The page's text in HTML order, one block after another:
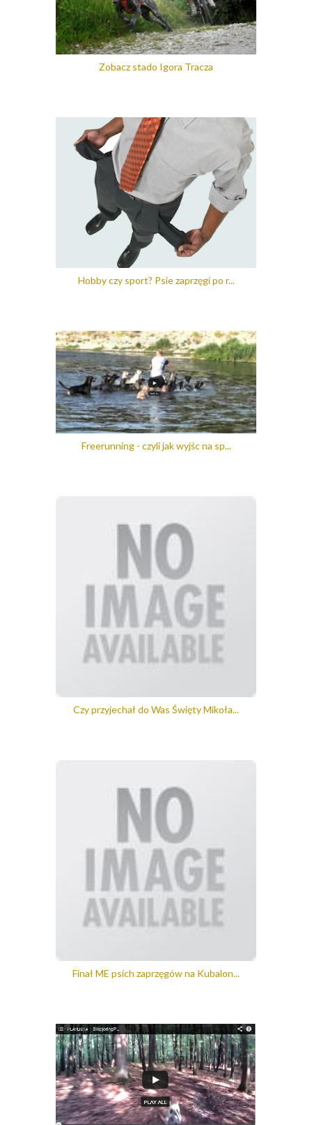
Zobacz stado Igora Tracza
Hobby czy sport? Psie zaprzęgi po r...
Freerunning - czyli jak wyjśc na sp...
Czy przyjechał do Was Święty Mikoła...
Finał ME psich zaprzęgów na Kubalon...